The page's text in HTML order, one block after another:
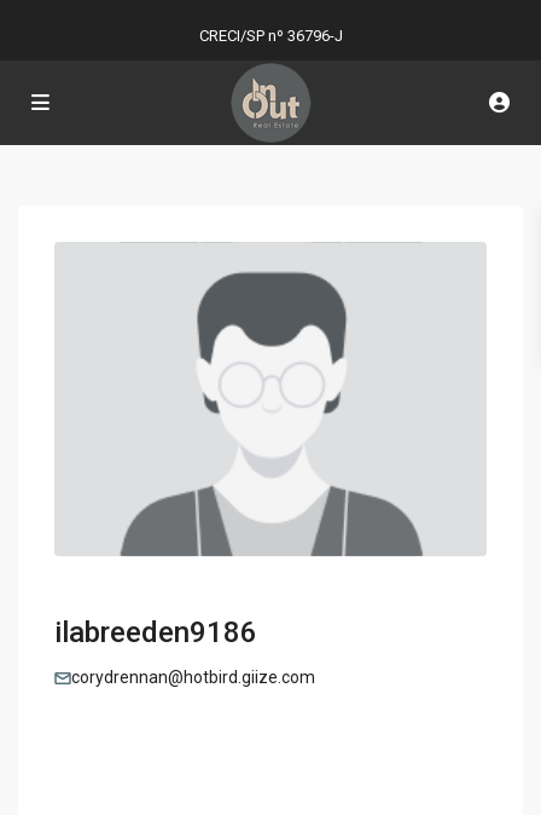
CRECI/SP nº 36796-J
ilabreeden9186
corydrennan@hotbird.giize.com